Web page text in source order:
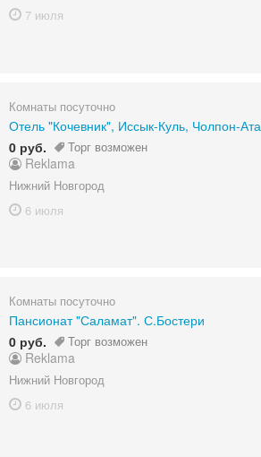
7 июля
Комнаты посуточно
Отель "Кочевник", Иссык-Куль, Чолпон-Ата
0 руб.
Торг возможен
Reklama
Нижний Новгород
6 июля
Комнаты посуточно
Пансионат "Саламат". С.Бостери
0 руб.
Торг возможен
Reklama
Нижний Новгород
6 июля